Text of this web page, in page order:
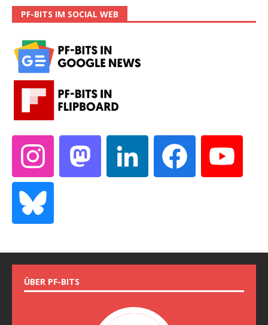
PF-BITS IM SOCIAL WEB
ÜBER PF-BITS